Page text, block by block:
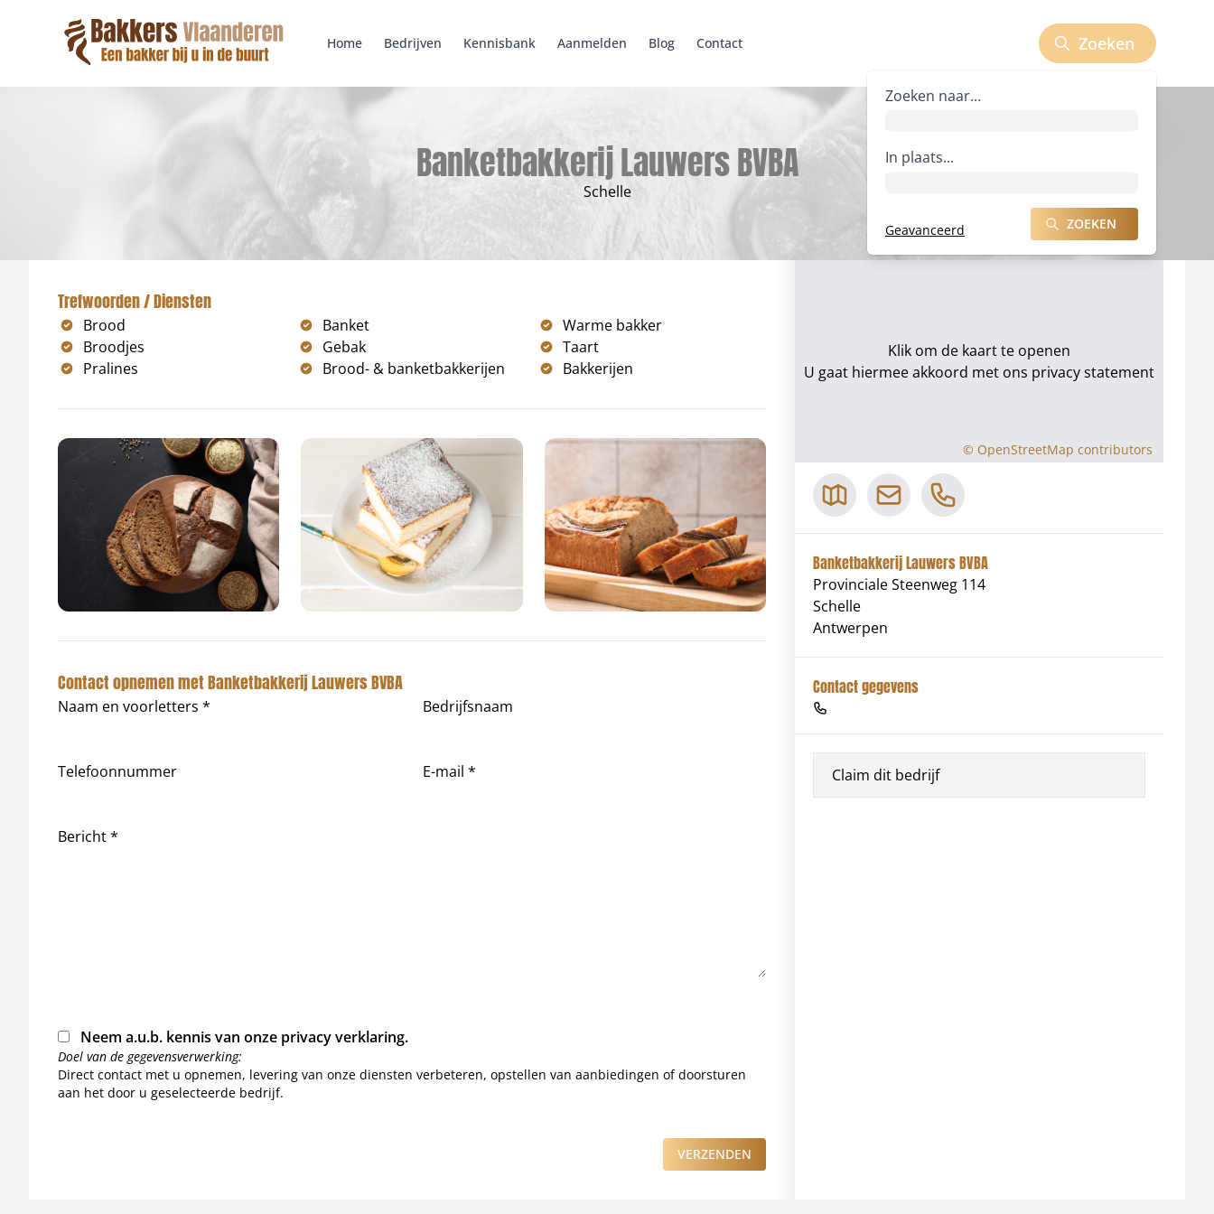
Home Bedrijven Kennisbank Aanmelden Blog Contact Zoeken naar bedrijven
Zoeken
Zoeken naar...
In plaats...
Geavanceerd ZOEKEN NAAR BEDRIJVEN
ZOEKEN
Banketbakkerij Lauwers BVBA
Schelle
Trefwoorden / Diensten
Brood Banket
Warme bakker
Broodjes
Gebak
Taart
Pralines
Brood- & banketbakkerijen Bakkerijen
Contact opnemen met Banketbakkerij Lauwers BVBA
Naam en voorletters * Bedrijfsnaam
Telefoonnummer E-mail *
Bericht *
Neem a.u.b. kennis van onze privacy verklaring.
Doel van de gegevensverwerking:
Direct contact met u opnemen, levering van onze diensten verbeteren, opstellen van aanbiedingen of doorsturen
aan het door u geselecteerde bedrijf.
VERZENDEN
Klik om de kaart te openen
U gaat hiermee akkoord met ons privacy statement
© OpenStreetMap contributors
Banketbakkerij Lauwers BVBA
Provinciale Steenweg 114
Schelle
Antwerpen
Contact gegevens
Claim dit bedrijf